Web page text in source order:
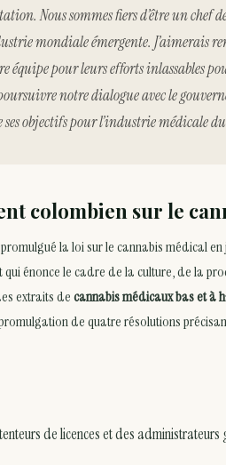
Nous sommes fiers d’être un chef
mondiale émergente. J’aimerais
équipe pour leurs efforts inlassables
notre dialogue avec le
objectifs pour l’industrie médicale
colombien sur le
la loi sur le cannabis médical en
qui énonce le cadre de la culture, de la
extraits decannabis médicaux bas et à
de quatre résolutions
de licences et des